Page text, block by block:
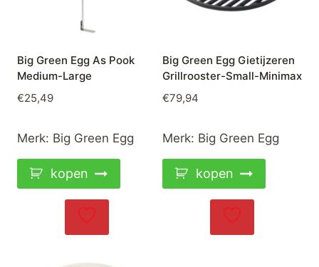
Big Green Egg As Pook
Medium-Large
€25,49
Merk: Big Green Egg
kopen
Big Green Egg Gietijzeren
Grillrooster-Small-Minimax
€79,94
Merk: Big Green Egg
kopen